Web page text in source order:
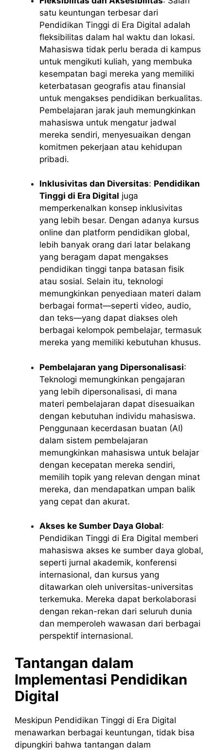
satu keuntungan terbesar dari
Pendidikan Tinggi di Era Digital adalah
fleksibilitas dalam hal waktu dan lokasi.
Mahasiswa tidak perlu berada di kampus
untuk mengikuti kuliah, yang membuka
kesempatan bagi mereka yang memiliki
keterbatasan geografis atau finansial
untuk mengakses pendidikan berkualitas.
Pembelajaran jarak jauh memungkinkan
mahasiswa untuk mengatur jadwal
mereka sendiri, menyesuaikan dengan
komitmen pekerjaan atau kehidupan
pribadi.
Inklusivitas dan Diversitas: Pendidikan
Tinggi di Era Digital juga
memperkenalkan konsep inklusivitas
yang lebih besar. Dengan adanya kursus
online dan platform pendidikan global,
lebih banyak orang dari latar belakang
yang beragam dapat mengakses
pendidikan tinggi tanpa batasan fisik
atau sosial. Selain itu, teknologi
memungkinkan penyediaan materi dalam
berbagai format—seperti video, audio,
dan teks—yang dapat diakses oleh
berbagai kelompok pembelajar, termasuk
mereka yang memiliki kebutuhan khusus.
Pembelajaran yang Dipersonalisasi:
Teknologi memungkinkan pengajaran
yang lebih dipersonalisasi, di mana
materi pembelajaran dapat disesuaikan
dengan kebutuhan individu mahasiswa.
Penggunaan kecerdasan buatan (AI)
dalam sistem pembelajaran
memungkinkan mahasiswa untuk belajar
dengan kecepatan mereka sendiri,
memilih topik yang relevan dengan minat
mereka, dan mendapatkan umpan balik
yang cepat dan akurat.
Akses ke Sumber Daya Global:
Pendidikan Tinggi di Era Digital memberi
mahasiswa akses ke sumber daya global,
seperti jurnal akademik, konferensi
internasional, dan kursus yang
ditawarkan oleh universitas-universitas
terkemuka. Mereka dapat berkolaborasi
dengan rekan-rekan dari seluruh dunia
dan memperoleh wawasan dari berbagai
perspektif internasional.
Tantangan dalam
Implementasi Pendidikan
Digital
Meskipun Pendidikan Tinggi di Era Digital
menawarkan berbagai keuntungan, tidak bisa
dipungkiri bahwa tantangan dalam